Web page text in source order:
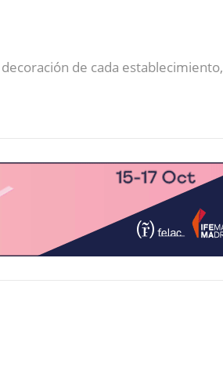
de cada